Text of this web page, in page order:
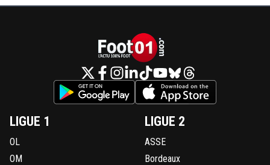
LIGUE 1
OL
OM
LIGUE 2
ASSE
Bordeaux